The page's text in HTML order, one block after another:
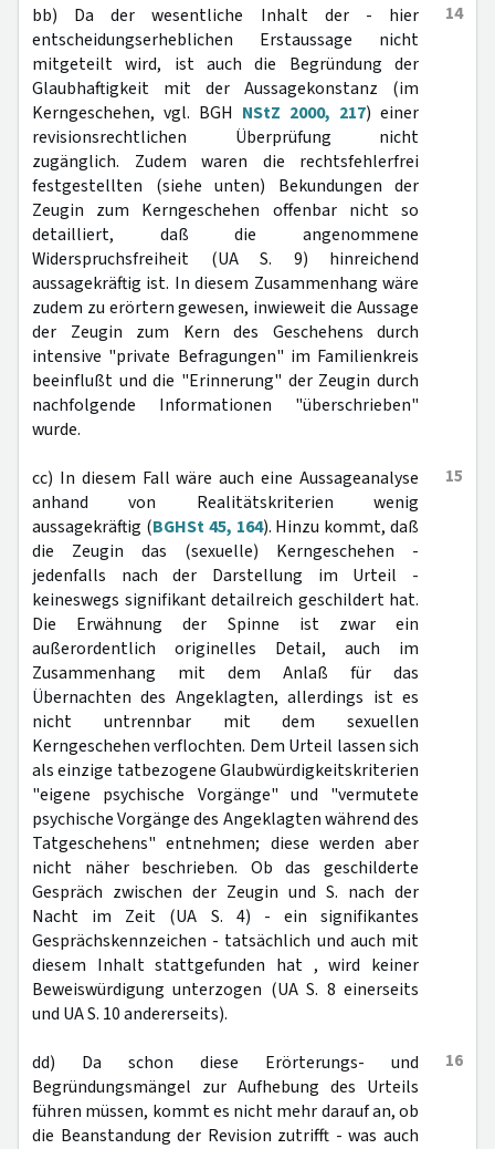
14
bb) Da der wesentliche Inhalt der - hier
entscheidungserheblichen Erstaussage nicht
mitgeteilt wird, ist auch die Begründung der
Glaubhaftigkeit mit der Aussagekonstanz (im
Kerngeschehen, vgl. BGH NStZ 2000, 217) einer
revisionsrechtlichen Überprüfung nicht
zugänglich. Zudem waren die rechtsfehlerfrei
festgestellten (siehe unten) Bekundungen der
Zeugin zum Kerngeschehen offenbar nicht so
detailliert, daß die angenommene
Widerspruchsfreiheit (UA S. 9) hinreichend
aussagekräftig ist. In diesem Zusammenhang wäre
zudem zu erörtern gewesen, inwieweit die Aussage
der Zeugin zum Kern des Geschehens durch
intensive "private Befragungen" im Familienkreis
beeinflußt und die "Erinnerung" der Zeugin durch
nachfolgende Informationen "überschrieben"
wurde.
15
cc) In diesem Fall wäre auch eine Aussageanalyse
anhand von Realitätskriterien wenig
aussagekräftig (BGHSt 45, 164). Hinzu kommt, daß
die Zeugin das (sexuelle) Kerngeschehen -
jedenfalls nach der Darstellung im Urteil -
keineswegs signifikant detailreich geschildert hat.
Die Erwähnung der Spinne ist zwar ein
außerordentlich originelles Detail, auch im
Zusammenhang mit dem Anlaß für das
Übernachten des Angeklagten, allerdings ist es
nicht untrennbar mit dem sexuellen
Kerngeschehen verflochten. Dem Urteil lassen sich
als einzige tatbezogene Glaubwürdigkeitskriterien
"eigene psychische Vorgänge" und "vermutete
psychische Vorgänge des Angeklagten während des
Tatgeschehens" entnehmen; diese werden aber
nicht näher beschrieben. Ob das geschilderte
Gespräch zwischen der Zeugin und S. nach der
Nacht im Zeit (UA S. 4) - ein signifikantes
Gesprächskennzeichen - tatsächlich und auch mit
diesem Inhalt stattgefunden hat , wird keiner
Beweiswürdigung unterzogen (UA S. 8 einerseits
und UA S. 10 andererseits).
16
dd) Da schon diese Erörterungs- und
Begründungsmängel zur Aufhebung des Urteils
führen müssen, kommt es nicht mehr darauf an, ob
die Beanstandung der Revision zutrifft - was auch